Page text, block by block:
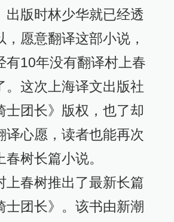
出版时林少华就已经透
，愿意翻译这部小说，
有10年没有翻译村上春
。这次上海译文出版社
士团长》版权，也了却
译心愿，读者也能再次
树长篇小说。
上春树推出了最新长篇
士团长》。该书由新潮